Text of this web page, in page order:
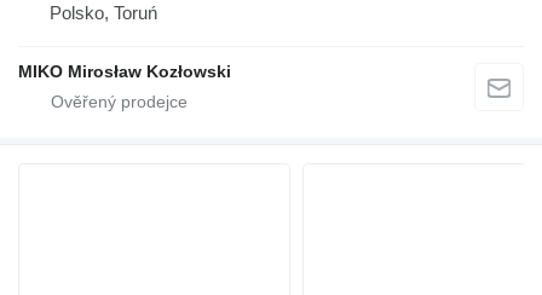
Polsko, Toruń
MIKO Mirosław Kozłowski